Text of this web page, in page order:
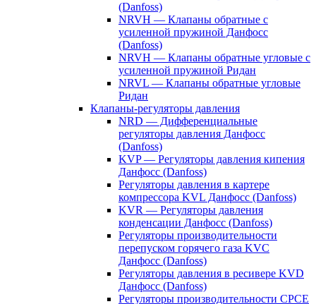
(Danfoss)
NRVH — Клапаны обратные с
усиленной пружиной Данфосс
(Danfoss)
NRVH — Клапаны обратные угловые с
усиленной пружиной Ридан
NRVL — Клапаны обратные угловые
Ридан
Клапаны-регуляторы давления
NRD — Дифференциальные
регуляторы давления Данфосс
(Danfoss)
KVP — Регуляторы давления кипения
Данфосс (Danfoss)
Регуляторы давления в картере
компрессора KVL Данфосс (Danfoss)
KVR — Регуляторы давления
конденсации Данфосс (Danfoss)
Регуляторы производительности
перепуском горячего газа KVC
Данфосс (Danfoss)
Регуляторы давления в ресивере KVD
Данфосс (Danfoss)
Регуляторы производительности CPCE